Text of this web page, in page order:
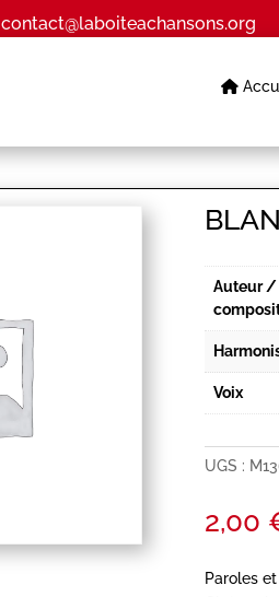
contact@laboiteachansons.org
Auteur /
Voix
UGS :
2,00
Paroles